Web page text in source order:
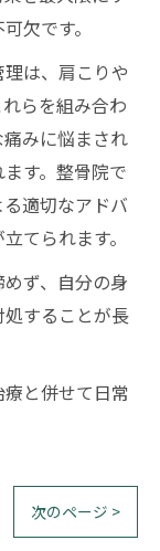
欠です。
は、肩こりや
らを組み合わ
みに悩まされ
す。整骨院で
適切なアドバ
てられます。
ず、自分の身
することが長
と併せて日常
次のページ >